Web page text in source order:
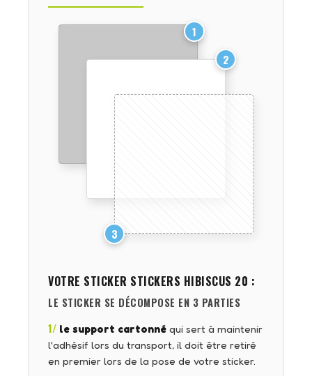
1
2
3
VOTRE STICKER STICKERS HIBISCUS 20 :
LE STICKER SE DÉCOMPOSE EN 3 PARTIES
1/ le support cartonné qui sert à maintenir
l'adhésif lors du transport, il doit être retiré
en premier lors de la pose de votre sticker.